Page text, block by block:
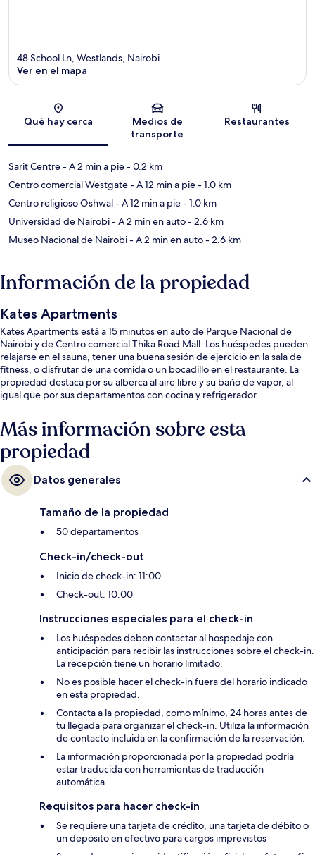
Sección del mapa
48 School Ln, Westlands, Nairobi
Ver en el mapa
Qué hay cerca
Medios de
transporte
Restaurantes
Sarit Centre- A 2 min a pie- 0.2 km
Centro comercial Westgate- A 12 min a pie- 1.0 km
Centro religioso Oshwal- A 12 min a pie- 1.0 km
Universidad de Nairobi- A 2 min en auto- 2.6 km
Museo Nacional de Nairobi- A 2 min en auto- 2.6 km
Información de la propiedad
Kates Apartments
Kates Apartments está a 15 minutos en auto de Parque Nacional de
Nairobi y de Centro comercial Thika Road Mall. Los huéspedes pueden
relajarse en el sauna, tener una buena sesión de ejercicio en la sala de
fitness, o disfrutar de una comida o un bocadillo en el restaurante. La
propiedad destaca por su alberca al aire libre y su baño de vapor, al
igual que por sus departamentos con cocina y refrigerador.
Más información sobre esta
propiedad
Datos generales
Tamaño de la propiedad
50 departamentos
Check-in/check-out
Inicio de check-in: 11:00
Check-out: 10:00
Instrucciones especiales para el check-in
Los huéspedes deben contactar al hospedaje con
anticipación para recibir las instrucciones sobre el check-in.
La recepción tiene un horario limitado.
No es posible hacer el check-in fuera del horario indicado
en esta propiedad.
Contacta a la propiedad, como mínimo, 24 horas antes de
tu llegada para organizar el check-in. Utiliza la información
de contacto incluida en la confirmación de la reservación.
La información proporcionada por la propiedad podría
estar traducida con herramientas de traducción
automática.
Requisitos para hacer check-in
Se requiere una tarjeta de crédito, una tarjeta de débito o
un depósito en efectivo para cargos imprevistos